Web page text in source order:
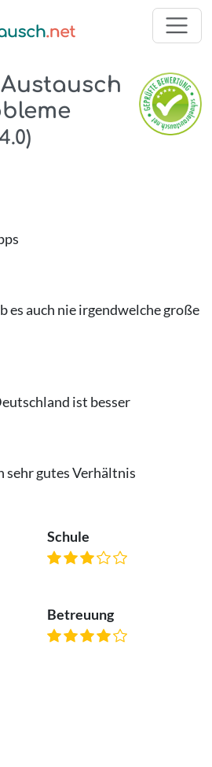
)
es auch nie irgendwelche große
ist besser
sehr gutes Verhältnis
Schule
Betreuung